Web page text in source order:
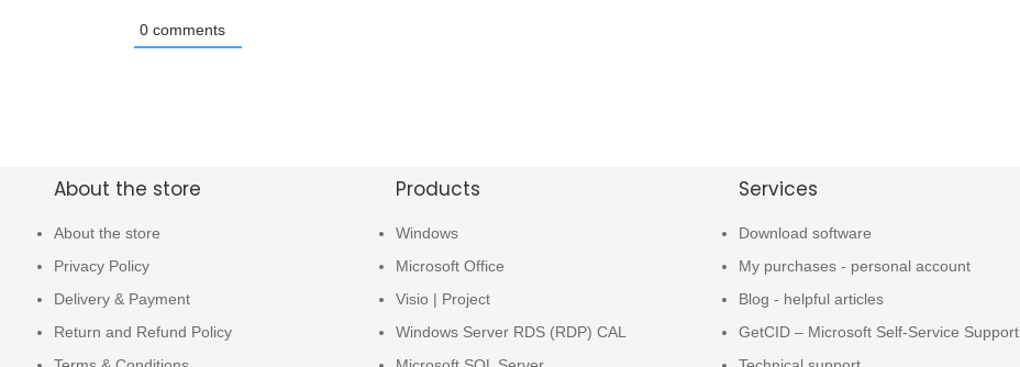
0comments
About the store
About the store
Privacy Policy
Delivery & Payment
Return and Refund Policy
Products
Windows
Microsoft Office
Visio | Project
Windows Server RDS (RDP) CAL
Services
Download software
My purchases - personal account
Blog - helpful articles
GetCID – Microsoft Self-Service Support